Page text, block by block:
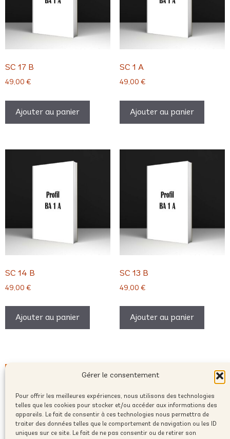
Gérer le consentement
Pour offrir les meilleures expériences, nous utilisons des technologies
telles que les cookies pour stocker et/ou accéder aux informations des
appareils. Le fait de consentir à ces technologies nous permettra de
traiter des données telles que le comportement de navigation ou les ID
uniques sur ce site. Le fait de ne pas consentir ou de retirer son
SC 17 B
49,00 €
Ajouter au panier
SC 1 A
49,00 €
Ajouter au panier
SC 14 B
49,00 €
Ajouter au panier
SC 13 B
49,00 €
Ajouter au panier